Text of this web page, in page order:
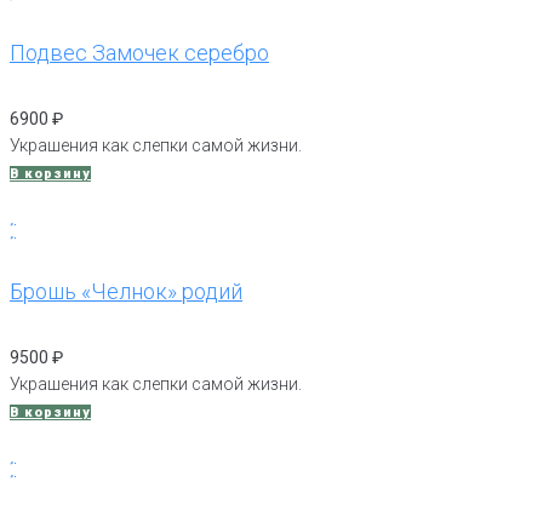
Подвес Замочек серебро
6900 ₽
Украшения как слепки самой жизни.
В корзину
Брошь «Челнок» родий
9500 ₽
Украшения как слепки самой жизни.
В корзину